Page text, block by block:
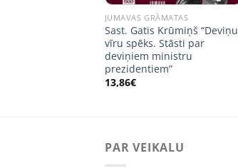
JUMAVAS GRĀMATAS
Sast. Gatis Krūmiņš “Deviņu
vīru spēks. Stāsti par
deviņiem ministru
prezidentiem”
13,86€
PAR VEIKALU